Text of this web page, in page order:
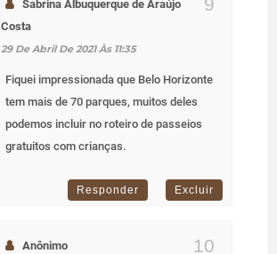
Sabrina Albuquerque de Araújo
Costa
29 De Abril De 2021 Às 11:35
Fiquei impressionada que Belo Horizonte
tem mais de 70 parques, muitos deles
podemos incluir no roteiro de passeios
gratuitos com crianças.
Responder Excluir
Anônimo